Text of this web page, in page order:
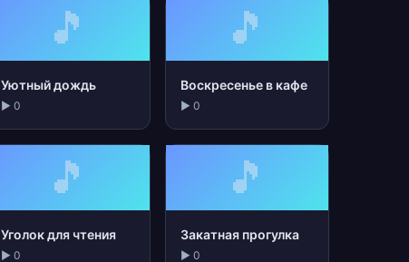
🎵
Уютный дождь
▶ 0
🎵
Воскресенье в кафе
▶ 0
🎵
Уголок для чтения
▶ 0
🎵
Закатная прогулка
▶ 0